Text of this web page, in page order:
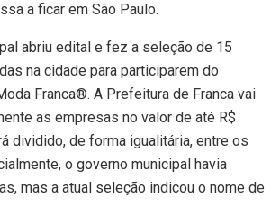
a ficar em São Paulo.
abriu edital e fez a seleção de 15
na cidade para participarem do
Franca®. A Prefeitura de Franca vai
as empresas no valor de até R$
dividido, de forma igualitária, entre os
o governo municipal havia
mas a atual seleção indicou o nome de